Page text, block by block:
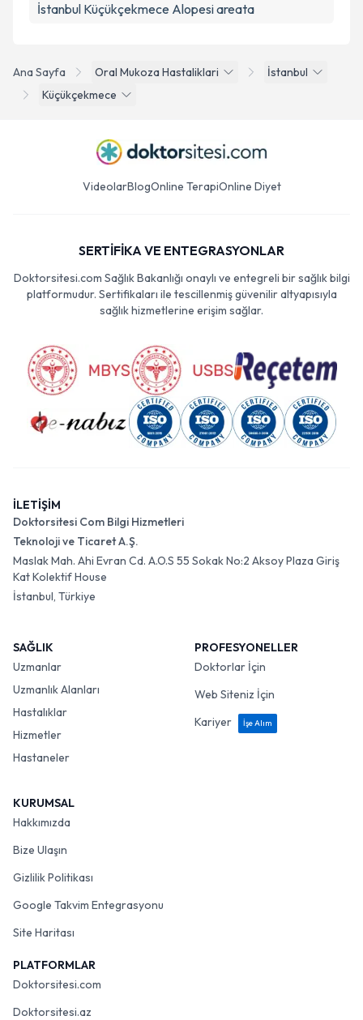
Ana Sayfa Oral Mukoza Hastaliklari
İstanbul
Küçükçekmece
İstanbul Küçükçekmece Alopesi areata
VideolarBlogOnline TerapiOnline Diyet
SERTİFİKA VE ENTEGRASYONLAR
Doktorsitesi.com Sağlık Bakanlığı onaylı ve entegreli bir sağlık bilgi
platformudur. Sertifikaları ile tescillenmiş güvenilir altyapısıyla
sağlık hizmetlerine erişim sağlar.
İLETİŞİM
Doktorsitesi Com Bilgi Hizmetleri
Teknoloji ve Ticaret A.Ş.
Maslak Mah. Ahi Evran Cd. A.O.S 55 Sokak No:2 Aksoy Plaza Giriş
Kat Kolektif House
İstanbul, Türkiye
SAĞLIK
Uzmanlar
Uzmanlık Alanları
Hastalıklar
Hizmetler
Hastaneler
PROFESYONELLER
Doktorlar İçin
Web Siteniz İçin
Kariyer
İşe Alım
KURUMSAL
Hakkımızda
Bize Ulaşın
Gizlilik Politikası
Google Takvim Entegrasyonu
Site Haritası
PLATFORMLAR
Doktorsitesi.com
Doktorsitesi.az